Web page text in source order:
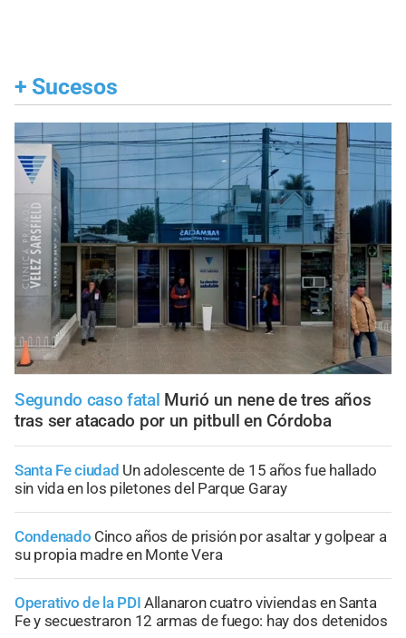
+ Sucesos
Segundo caso fatal Murió un nene de tres años
tras ser atacado por un pitbull en Córdoba
Santa Fe ciudad Un adolescente de 15 años fue hallado
sin vida en los piletones del Parque Garay
Condenado Cinco años de prisión por asaltar y golpear a
su propia madre en Monte Vera
Operativo de la PDI Allanaron cuatro viviendas en Santa
Fe y secuestraron 12 armas de fuego: hay dos detenidos